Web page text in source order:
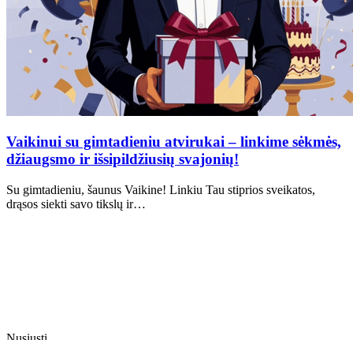
Vaikinui su gimtadieniu atvirukai – linkime sėkmės,
džiaugsmo ir išsipildžiusių svajonių!
Su gimtadieniu, šaunus Vaikine! Linkiu Tau stiprios sveikatos,
drąsos siekti savo tikslų ir…